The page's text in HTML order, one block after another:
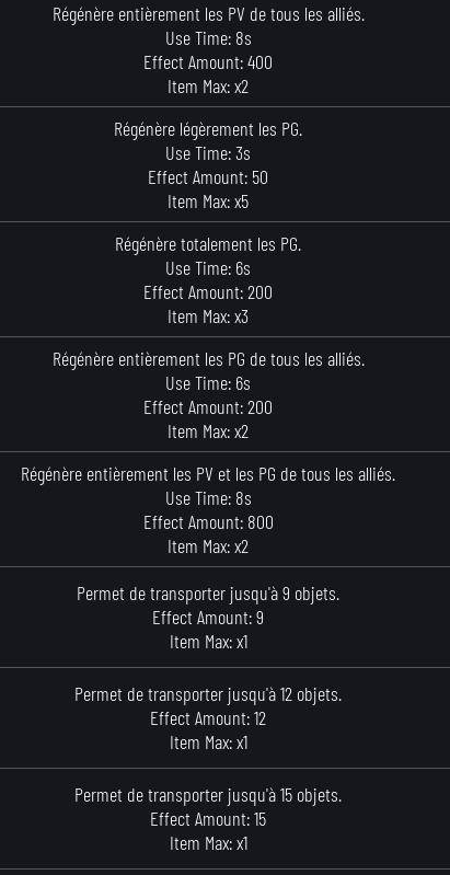
Régénère entièrement les PV de tous les alliés.
Use Time: 8s
Effect Amount: 400
Item Max: x2
Régénère légèrement les PG.
Use Time: 3s
Effect Amount: 50
Item Max: x5
Régénère totalement les PG.
Use Time: 6s
Effect Amount: 200
Item Max: x3
Régénère entièrement les PG de tous les alliés.
Use Time: 6s
Effect Amount: 200
Item Max: x2
Régénère entièrement les PV et les PG de tous les alliés.
Use Time: 8s
Effect Amount: 800
Item Max: x2
Permet de transporter jusqu'à 9 objets.
Effect Amount: 9
Item Max: x1
Permet de transporter jusqu'à 12 objets.
Effect Amount: 12
Item Max: x1
Permet de transporter jusqu'à 15 objets.
Effect Amount: 15
Item Max: x1